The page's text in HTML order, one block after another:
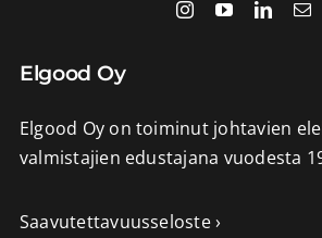
Elgood Oy
Elgood Oy on toiminut johtavien
valmistajien edustajana vuodesta
Saavutettavuusseloste ›